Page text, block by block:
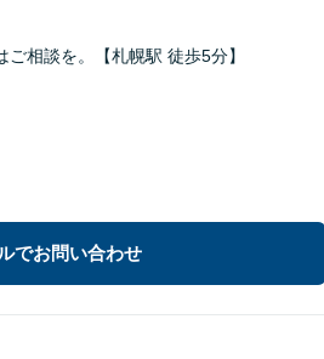
相談を。【札幌駅 徒歩5分】
でお問い合わせ